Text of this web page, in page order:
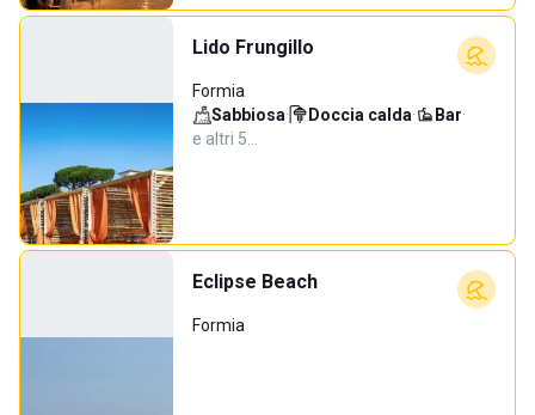
Lido Frungillo
Formia
Sabbiosa· Doccia calda· Bar·
e altri 5…
Eclipse Beach
Formia